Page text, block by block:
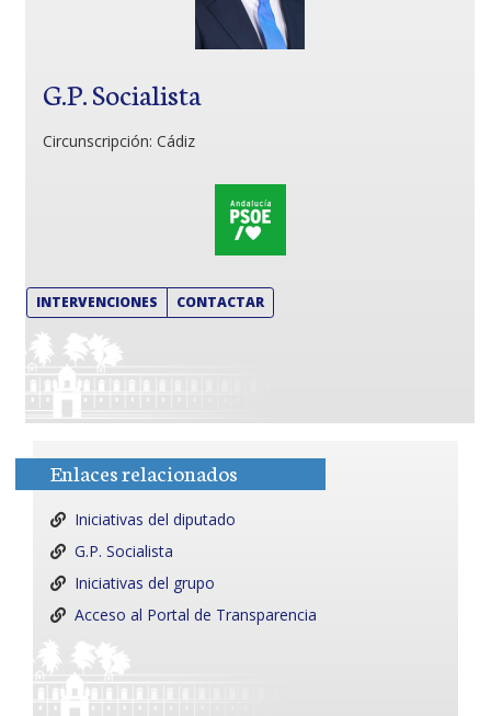
G.P. Socialista
Circunscripción: Cádiz
INTERVENCIONES CONTACTAR
Enlaces relacionados
Iniciativas del diputado
G.P. Socialista
Iniciativas del grupo
Acceso al Portal de Transparencia